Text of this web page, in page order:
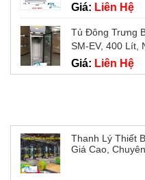
Giá: Liên Hệ
Tủ Đông Trưng
SM-EV, 400 Lít,
Giá: Liên Hệ
Thanh Lý Thiết
Giá Cao,